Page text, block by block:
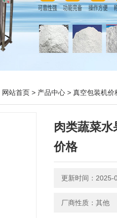
网站首页 > 产品中心 > 真空包装机价
肉类蔬菜
价格
更新时间：2025-
厂商性质：其他